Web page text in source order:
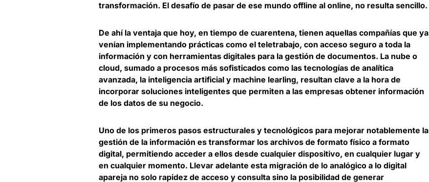
transformación. El desafío de pasar de ese mundo offline al online, no resulta sencillo.
De ahí la ventaja que hoy, en tiempo de cuarentena, tienen aquellas compañías que ya
venían implementando prácticas como el teletrabajo, con acceso seguro a toda la
información y con herramientas digitales para la gestión de documentos. La nube o
cloud, sumado a procesos más sofisticados como las tecnologías de analítica
avanzada, la inteligencia artificial y machine learling, resultan clave a la hora de
incorporar soluciones inteligentes que permiten a las empresas obtener información
de los datos de su negocio.
Uno de los primeros pasos estructurales y tecnológicos para mejorar notablemente la
gestión de la información es transformar los archivos de formato físico a formato
digital, permitiendo acceder a ellos desde cualquier dispositivo, en cualquier lugar y
en cualquier momento. Llevar adelante esta migración de lo analógico a lo digital
apareja no solo rapidez de acceso y consulta sino la posibilidad de generar